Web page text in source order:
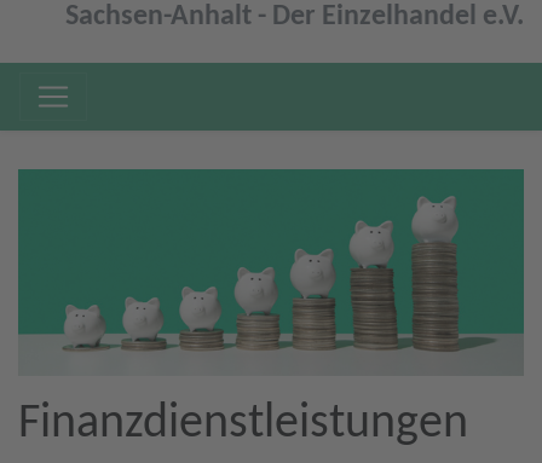
Sachsen-Anhalt - Der Einzelhandel e.V.
Finanzdienstleistungen